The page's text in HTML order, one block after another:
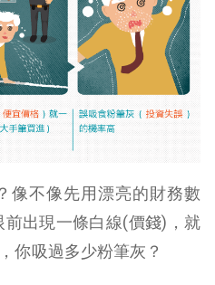
像不像先用漂亮的財務數
出現一條白線(價錢)，就
你吸過多少粉筆灰？